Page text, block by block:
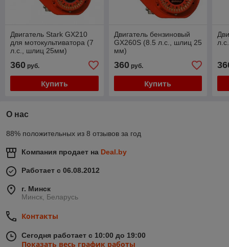
Двигатель Stark GX210
для мотокультиватора (7
л.с., шлиц 25мм)
360 руб.
Купить
Двигатель бензиновый
GX260S (8.5 л.с., шлиц 25
мм)
360руб.
Купить
О нас
88% положительных из 8 отзывов за год
Компания продает на Deal.by
Работает с 06.08.2012
г. Минск
Минск, Беларусь
Контакты
Сегодня работает с 10:00 до 19:00
Показать весь график работы